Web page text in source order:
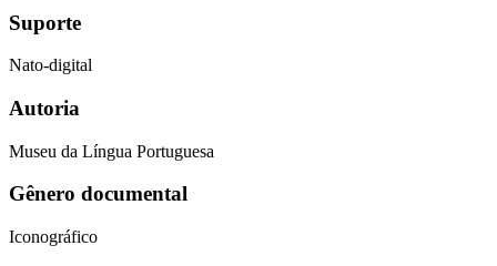
Suporte
Nato-digital
Autoria
Museu da Língua Portuguesa
Gênero documental
Iconográfico